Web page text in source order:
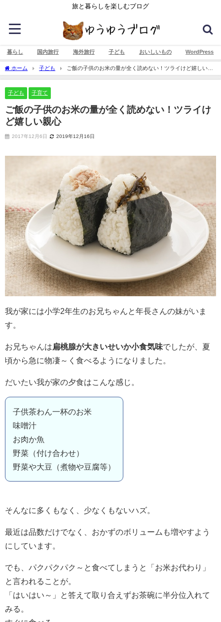
旅と暮らしを楽しむブログ
暮らし 国内旅行 海外旅行 子ども おいしいもの WordPress
ホーム 子ども
ご飯の子供のお米の量が全く読めない！ツライけど嬉しい親
心
子ども 子育て
ご飯の子供のお米の量が全く読めない！ツライけ
ど嬉しい親心
2017年12月6日 2019年12月16日
我が家には小学2年生のお兄ちゃんと年長さんの妹がいま
す。
お兄ちゃんは扁桃腺が大きいせいか小食気味でしたが、夏
頃から急に物凄～く食べるようになりました。
だいたい我が家の夕食はこんな感じ。
子供茶わん一杯のお米
味噌汁
お肉か魚
野菜（付け合わせ）
野菜や大豆（煮物や豆腐等）
そんなに多くもなく、少なくもないハズ。
最近は品数だけでなく、おかずのボリュームも増やすよう
にしています。
でも、パクパクパク～と食べてしまうと「お米お代わり」
と言われることが。
「はいはい～」と答えて取り合えずお茶碗に半分位入れて
みる。